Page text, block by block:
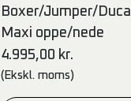
Boxer/Jumper/
Maxi oppe/nede
4.995,00 kr.
(Ekskl. moms)